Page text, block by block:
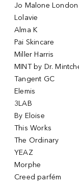
Jo Malone London
Lolavie
Alma K
Pai Skincare
Miller Harris
MINT by Dr.
Tangent GC
Elemis
3LAB
By Eloise
This Works
The Ordinary
YEAZ
Morphe
Creed parfém